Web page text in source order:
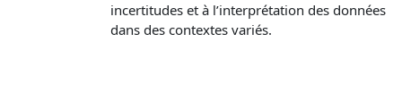
incertitudes et à l’interprétation des données
dans des contextes variés.